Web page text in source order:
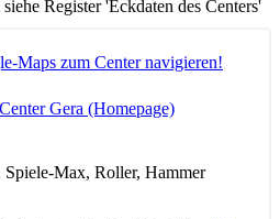
Register 'Eckdaten des Centers'
Maps zum Center navigieren!
Gera (Homepage)
Max, Roller, Hammer